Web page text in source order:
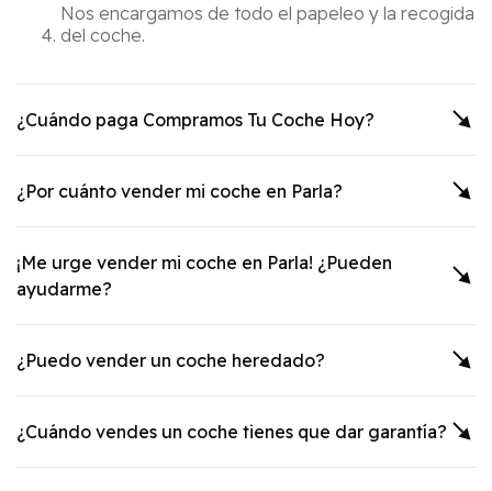
Nos encargamos de todo el papeleo y la recogida
del coche.
¿Cuándo paga Compramos Tu Coche Hoy?
¿Por cuánto vender mi coche en Parla?
¡Me urge vender mi coche en Parla! ¿Pueden
ayudarme?
¿Puedo vender un coche heredado?
¿Cuándo vendes un coche tienes que dar garantía?